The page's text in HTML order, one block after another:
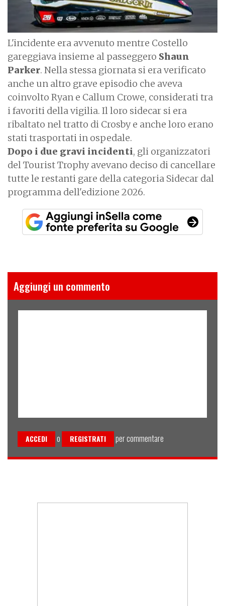
L'incidente era avvenuto mentre Costello
gareggiava insieme al passeggero Shaun
Parker. Nella stessa giornata si era verificato
anche un altro grave episodio che aveva
coinvolto Ryan e Callum Crowe, considerati tra
i favoriti della vigilia. Il loro sidecar si era
ribaltato nel tratto di Crosby e anche loro erano
stati trasportati in ospedale.
Dopo i due gravi incidenti, gli organizzatori
del Tourist Trophy avevano deciso di cancellare
tutte le restanti gare della categoria Sidecar dal
programma dell'edizione 2026.
Aggiungi un commento
ACCEDI o REGISTRATI per commentare